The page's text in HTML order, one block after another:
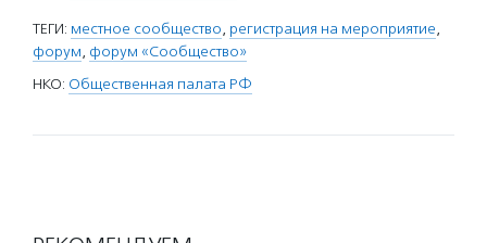
ТЕГИ: местное сообщество, регистрация на мероприятие,
форум, форум «Сообщество»
НКО: Общественная палата РФ